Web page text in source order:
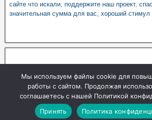
сайте что искали, поддержите наш проект,
значительная сумма для вас, хороший
www.nookery.ru © 2017-2026
Мы используем файлы cookie для
работы с сайтом. Продолжая
соглашаетесь с нашей Политикой
Принять
Политика